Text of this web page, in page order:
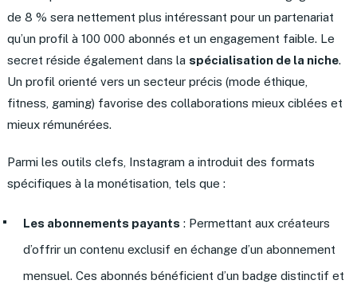
de 8 % sera nettement plus intéressant pour un partenariat
qu’un profil à 100 000 abonnés et un engagement faible. Le
secret réside également dans la spécialisation de la niche.
Un profil orienté vers un secteur précis (mode éthique,
fitness, gaming) favorise des collaborations mieux ciblées et
mieux rémunérées.
Parmi les outils clefs, Instagram a introduit des formats
spécifiques à la monétisation, tels que :
Les abonnements payants : Permettant aux créateurs
d’offrir un contenu exclusif en échange d’un abonnement
mensuel. Ces abonnés bénéficient d’un badge distinctif et